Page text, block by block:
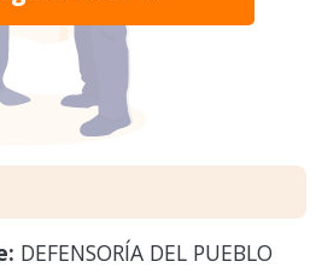
DEFENSORÍA DEL PUEBLO